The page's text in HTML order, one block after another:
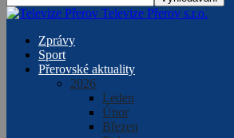
Televize Přerov s.r.o.
Zprávy
Sport
Přerovské aktuality
2026
Leden
Únor
Březen